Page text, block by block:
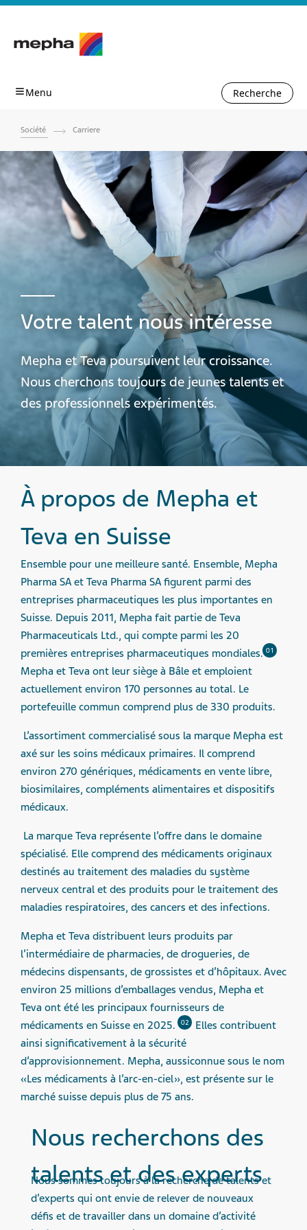
Recherche
Société Carriere
Votre talent nous intéresse
Mepha et Teva poursuivent leur croissance.
Nous cherchons toujours de jeunes talents et
des professionnels expérimentés.
À propos de Mepha et
Teva en Suisse
Ensemble pour une meilleure santé. Ensemble, Mepha
Pharma SA et Teva Pharma SA figurent parmi des
entreprises pharmaceutiques les plus importantes en
Suisse. Depuis 2011, Mepha fait partie de Teva
Pharmaceuticals Ltd., qui compte parmi les 20
premières entreprises pharmaceutiques mondiales. 01
Mepha et Teva ont leur siège à Bâle et emploient
actuellement environ 170 personnes au total. Le
portefeuille commun comprend plus de 330 produits.
L’assortiment commercialisé sous la marque Mepha est
axé sur les soins médicaux primaires. Il comprend
environ 270 génériques, médicaments en vente libre,
biosimilaires, compléments alimentaires et dispositifs
médicaux.
La marque Teva représente l’offre dans le domaine
spécialisé. Elle comprend des médicaments originaux
destinés au traitement des maladies du système
nerveux central et des produits pour le traitement des
maladies respiratoires, des cancers et des infections.
Mepha et Teva distribuent leurs produits par
l’intermédiaire de pharmacies, de drogueries, de
médecins dispensants, de grossistes et d’hôpitaux. Avec
environ 25 millions d’emballages vendus, Mepha et
Teva ont été les principaux fournisseurs de
médicaments en Suisse en 2025. 02
Elles contribuent
ainsi significativement à la sécurité
d’approvisionnement. Mepha, aussiconnue sous le nom
«Les médicaments à l’arc-en-ciel», est présente sur le
marché suisse depuis plus de 75 ans.
Nous recherchons des
talents et des experts
Nous sommes toujours à la recherche de talents et
d’experts qui ont envie de relever de nouveaux
défis et de travailler dans un domaine d’activité